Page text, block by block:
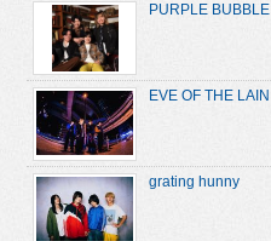
PURPLE BUBBLE
EVE OF THE LAIN
grating hunny